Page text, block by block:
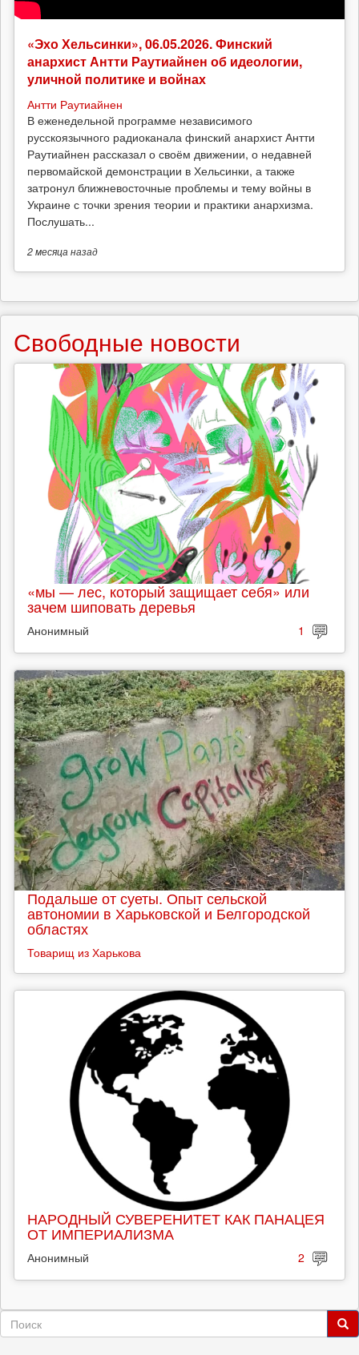
«Эхо Хельсинки», 06.05.2026. Финский
анархист Антти Раутиайнен об идеологии,
уличной политике и войнах
Антти Раутиайнен
В еженедельной программе независимого
русскоязычного радиоканала финский анархист Антти
Раутиайнен рассказал о своём движении, о недавней
первомайской демонстрации в Хельсинки, а также
затронул ближневосточные проблемы и тему войны в
Украине с точки зрения теории и практики анархизма.
Послушать...
2 месяцаназад
Свободные новости
«мы — лес, который защищает себя» или
зачем шиповать деревья
Анонимный 1
Подальше от суеты. Опыт сельской
автономии в Харьковской и Белгородской
областях
Товарищ из Харькова
НАРОДНЫЙ СУВЕРЕНИТЕТ КАК ПАНАЦЕЯ
ОТ ИМПЕРИАЛИЗМА
Анонимный 2
Форма